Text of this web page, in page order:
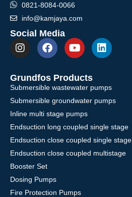
0821-8084-0066
info@kamjaya.com
Social Media
Grundfos Products
Submersible wastewater pumps
Submersible groundwater pumps
Inline multi stage pumps
Endsuction long coupled single stage
Endsuction close coupled single stage
Endsuction close coupled multistage
Booster Set
Dosing Pumps
Fire Protection Pumps